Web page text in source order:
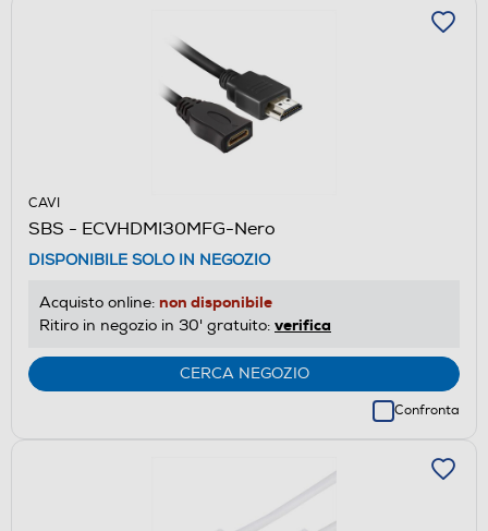
CAVI
SBS - ECVHDMI30MFG-Nero
DISPONIBILE SOLO IN NEGOZIO
Acquisto online: non disponibile
Ritiro in negozio in 30' gratuito: verifica
CERCA NEGOZIO
Confronta